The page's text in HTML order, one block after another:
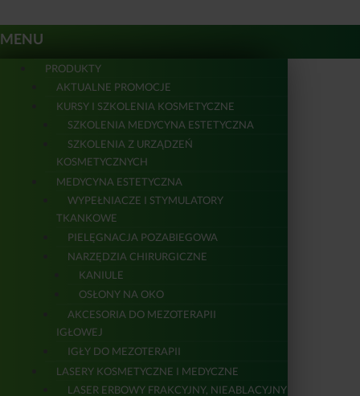
MENU
PRODUKTY
AKTUALNE PROMOCJE
KURSY I SZKOLENIA KOSMETYCZNE
SZKOLENIA MEDYCYNA ESTETYCZNA
SZKOLENIA Z URZĄDZEŃ
KOSMETYCZNYCH
MEDYCYNA ESTETYCZNA
WYPEŁNIACZE I STYMULATORY
TKANKOWE
PIELĘGNACJA POZABIEGOWA
NARZĘDZIA CHIRURGICZNE
KANIULE
OSŁONY NA OKO
AKCESORIA DO MEZOTERAPII
IGŁOWEJ
IGŁY DO MEZOTERAPII
LASERY KOSMETYCZNE I MEDYCZNE
LASER ERBOWY FRAKCYJNY, NIEABLACYJNY